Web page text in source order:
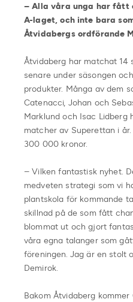
– Alla våra unga har fått
A-laget, och inte bara
Åtvidabergs ordförande
Åtvidaberg har matchat 14
senare under säsongen
produkter. Många av dem
Catenacci, Johan och
Marklund och Isac Lidberg
matcher av Superettan i
300 000 kronor.
– Vilken fantastisk nyhet.
medveten strategi som vi
plantskola för kommande
skillnad på de som fått
blommat ut och gjort
våra egna talanger som
föreningen. Jag är en stolt
Demirok.
Bakom Åtvidaberg